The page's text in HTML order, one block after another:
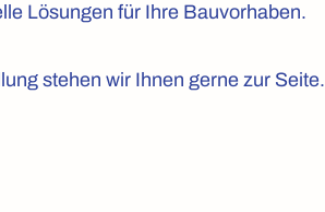
Lösungen für Ihre Bauvorhaben.
stehen wir Ihnen gerne zur Seite.